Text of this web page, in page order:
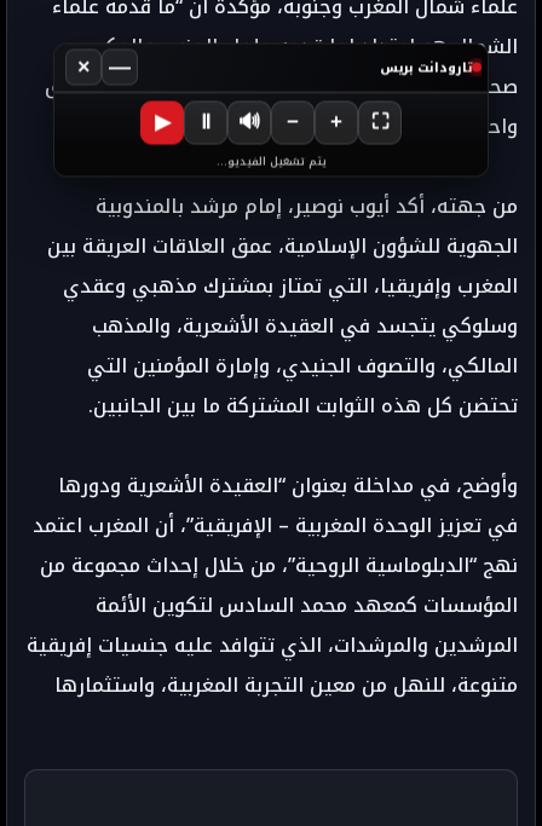
الشمال هو امتداد لما قدمه علماء الجنوب والعكس
صحيح”، بالنظر إلى أن الجانبين معا يرتكزان على منطلق
واحد ومتشبعان بمبدأ واحد وهو العقيدة الأشعرية.
من جهته، أكد أيوب نوصير، إمام مرشد بالمندوبية
الجهوية للشؤون الإسلامية، عمق العلاقات العريقة بين
المغرب وإفريقيا، التي تمتاز بمشترك مذهبي وعقدي
وسلوكي يتجسد في العقيدة الأشعرية، والمذهب
المالكي، والتصوف الجنيدي، وإمارة المؤمنين التي
تحتضن كل هذه الثوابت المشتركة ما بين الجانبين.
وأوضح، في مداخلة بعنوان “العقيدة الأشعرية ودورها
في تعزيز الوحدة المغربية – الإفريقية”، أن المغرب اعتمد
نهج “الدبلوماسية الروحية”، من خلال إحداث مجموعة من
المؤسسات كمعهد محمد السادس لتكوين الأئمة
المرشدين والمرشدات، الذي تتوافد عليه جنسيات إفريقية
متنوعة، للنهل من معين التجربة المغربية، واستثمارها
تارودانت بريس —
×
▶ Ⅱ 🔊 − + ⛶
يتم تشغيل الفيديو...